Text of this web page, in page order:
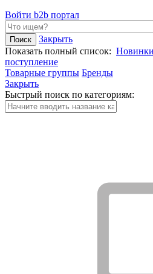
Войти b2b портал
Закрыть
Показать полный список: Новинки
поступление
Товарные группы Бренды
Закрыть
Быстрый поиск по категориям: